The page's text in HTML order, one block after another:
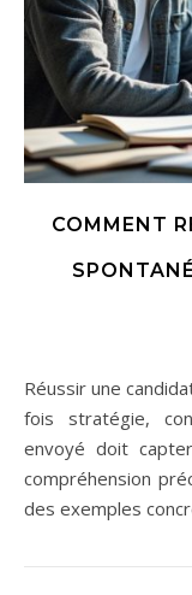
COMMENT
Réussir une candidature spontanée par email demande à la
fois stratégie,
envoyé doit
compréhension
des exemples